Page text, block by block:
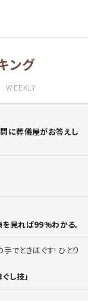
ング
WEEKLY
に葬儀屋がお答えし
見れば99%わかる。
でときほぐす! ひとり
し技」